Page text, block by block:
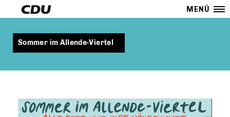
MENÜ
Sommer im Allende-Viertel